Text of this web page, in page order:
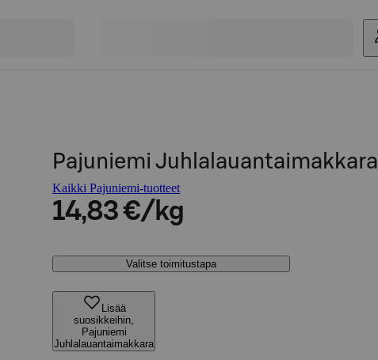
Pajuniemi Juhlalauantaimakkara
Kaikki Pajuniemi-tuotteet
14,83 €/kg
Valitse toimitustapa
Lisää
suosikkeihin,
Pajuniemi
Juhlalauantaimakkara